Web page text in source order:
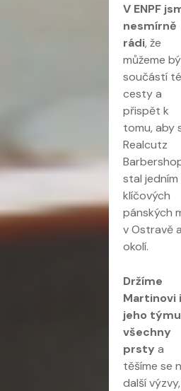
V ENPF
nesmírně
rádi, že
můžeme
součástí
cesty a
přispět k
tomu, aby
Realcutz
stal jedním
klíčových
pánských
v Ostravě a
okolí.
Držíme
Martinovi i
jeho týmu
všechny
prstya
těšíme se
další výzvy,